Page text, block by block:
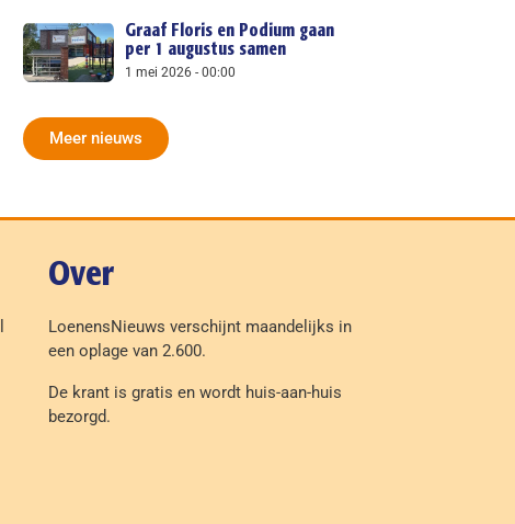
Graaf Floris en Podium gaan
per 1 augustus samen
1 mei 2026 00:00
Meer nieuws
Over
LoenensNieuws verschijnt maandelijks in
een oplage van 2.600.
De krant is gratis en wordt huis-aan-huis
bezorgd.